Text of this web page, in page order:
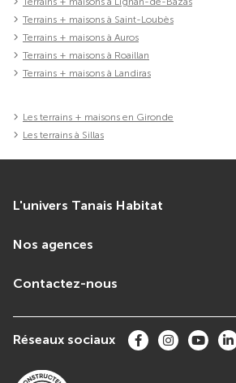
Terrains + maisons à Saint-Loubès
Terrains + maisons à Auros
Terrains + maisons à Roaillan
Terrains + maisons à Landiras
Les terrains + maisons en Gironde
Les terrains à Sillas
L'univers Tanais Habitat
Nos agences
Contactez-nous
Réseaux sociaux